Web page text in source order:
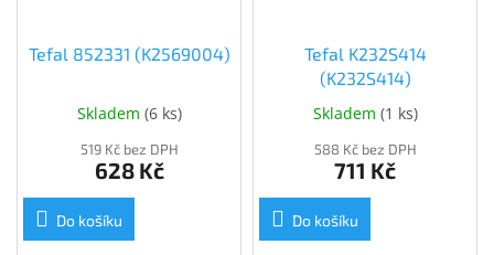
Tefal 852331 (K2569004)
Skladem (6 ks)
519 Kč bez DPH
628 Kč
Do košíku
Tefal K232S414
(K232S414)
Skladem (1 ks)
588 Kč bez DPH
711 Kč
Do košíku